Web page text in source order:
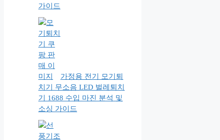
가이드
가정용 전기 모기퇴
치기 무소음 LED 벌레퇴치
기 1688 수입 마진 분석 및
소싱 가이드